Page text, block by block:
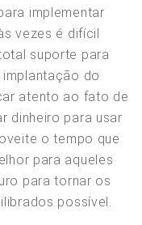
implementar
vezes é difícil
suporte para
do
atento ao fato de
dinheiro para usar
o tempo que
para aqueles
para tornar os
possível.